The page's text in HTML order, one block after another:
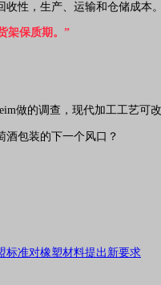
收性，生产、运输和仓储成本
架保质期。”
做的调查，现代加工工艺
酒包装的下一个风口？
标准对橡塑材料提出新要求